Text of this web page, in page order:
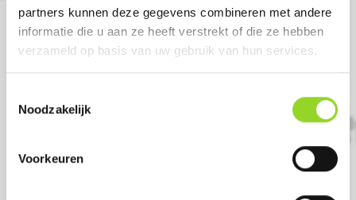
partners kunnen deze gegevens combineren met andere
informatie die u aan ze heeft verstrekt of die ze hebben
verzameld op basis van uw gebruik van hun services.
Noodzakelijk
Voorkeuren
Koop uw vuurwerk dan bij Vuurwerk
Sneek in Sneek. U bent van harte welkom!
U bent uiteraard ook welkom als u uit
Joure, Folsgare of Oppenhuizen komt.